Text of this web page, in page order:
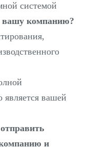
системой
компанию?
является вашей
и